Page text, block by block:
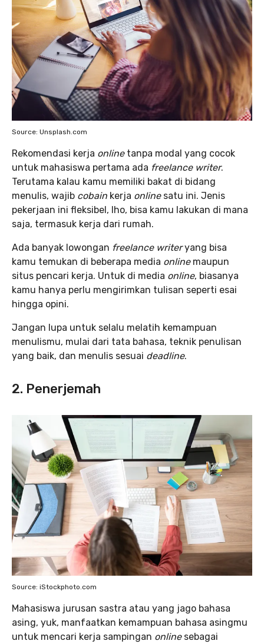
Source: Unsplash.com
Rekomendasi kerja online tanpa modal yang cocok
untuk mahasiswa pertama ada freelance writer.
Terutama kalau kamu memiliki bakat di bidang
menulis, wajib cobain kerja onlinesatu ini. Jenis
pekerjaan ini fleksibel, lho, bisa kamu lakukan di mana
saja, termasuk kerja dari rumah.
Ada banyak lowongan freelance writeryang bisa
kamu temukan di beberapa media onlinemaupun
situs pencari kerja. Untuk di media online, biasanya
kamu hanya perlu mengirimkan tulisan seperti esai
hingga opini.
Jangan lupa untuk selalu melatih kemampuan
menulismu, mulai dari tata bahasa, teknik penulisan
yang baik, dan menulis sesuai deadline.
2. Penerjemah
Source: iStockphoto.com
Mahasiswa jurusan sastra atau yang jago bahasa
asing, yuk, manfaatkan kemampuan bahasa asingmu
untuk mencari kerja sampingan online sebagai